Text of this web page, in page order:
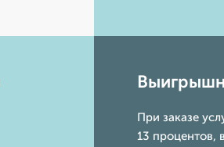
При заказе
13 процентов,